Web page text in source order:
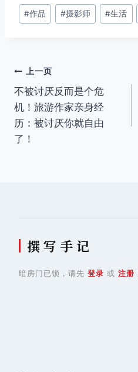
文
章
#作品 #摄影师 #生活
文
章
导
航
上一页
不被讨厌反而是个危
机！旅游作家亲身经
历：被讨厌你就自由
了！
撰 写 手 记
暗房门已锁，请先 登录 或 注册